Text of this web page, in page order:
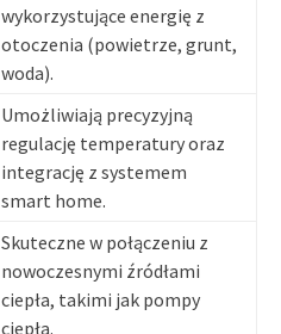
wykorzystujące energię z
otoczenia (powietrze, grunt,
woda).
Umożliwiają precyzyjną
regulację temperatury oraz
integrację z systemem
smart home.
Skuteczne w połączeniu z
nowoczesnymi źródłami
ciepła, takimi jak pompy
ciepła.